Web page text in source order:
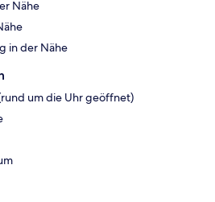
Nähe
in der Nähe
um die Uhr geöffnet)